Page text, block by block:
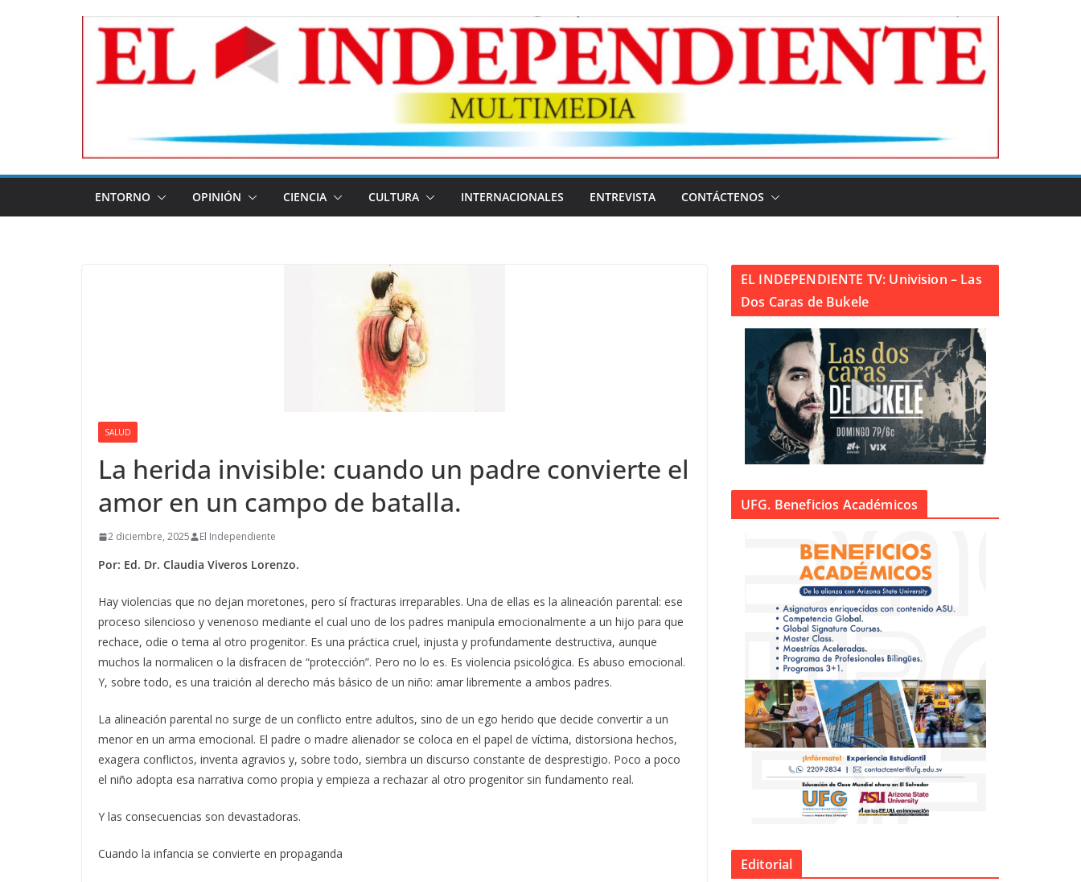
ENTORNO OPINIÓN CIENCIA CULTURA INTERNACIONALES ENTREVISTA CONTÁCTENOS
SALUD
La herida invisible: cuando un padre convierte el
amor en un campo de batalla.
2 diciembre, 2025 El Independiente
Por: Ed. Dr. Claudia Viveros Lorenzo.
Hay violencias que no dejan moretones, pero sí fracturas irreparables. Una de ellas es la alineación parental: ese
proceso silencioso y venenoso mediante el cual uno de los padres manipula emocionalmente a un hijo para que
rechace, odie o tema al otro progenitor. Es una práctica cruel, injusta y profundamente destructiva, aunque
muchos la normalicen o la disfracen de “protección”. Pero no lo es. Es violencia psicológica. Es abuso emocional.
Y, sobre todo, es una traición al derecho más básico de un niño: amar libremente a ambos padres.
La alineación parental no surge de un conflicto entre adultos, sino de un ego herido que decide convertir a un
menor en un arma emocional. El padre o madre alienador se coloca en el papel de víctima, distorsiona hechos,
exagera conflictos, inventa agravios y, sobre todo, siembra un discurso constante de desprestigio. Poco a poco
el niño adopta esa narrativa como propia y empieza a rechazar al otro progenitor sin fundamento real.
Y las consecuencias son devastadoras.
Cuando la infancia se convierte en propaganda
EL INDEPENDIENTE TV: Univision – Las
Dos Caras de Bukele
UFG. Beneficios Académicos
Editorial